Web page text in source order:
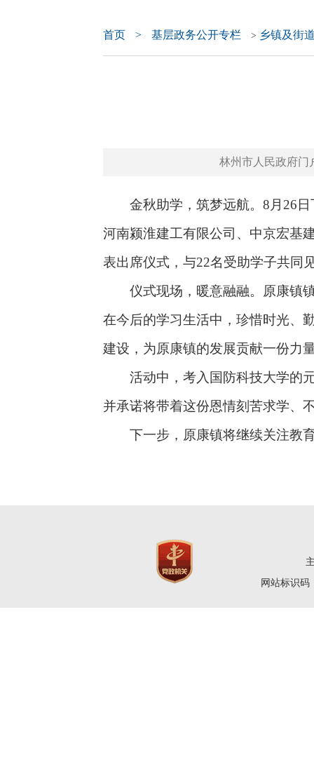
首页 > 基层政务公开专栏 > 乡镇及街
林州市人民政府门
金秋助学，筑梦远航。8月26日
河南颍淮建工有限公司、中京宏基
表出席仪式，与22名受助学子共同
仪式现场，暖意融融。原康镇镇
在今后的学习生活中，珍惜时光、
建设，为原康镇的发展贡献一份力
活动中，考入国防科技大学的元
并承诺将带着这份恩情刻苦求学、
下一步，原康镇将继续关注教育
网站标识